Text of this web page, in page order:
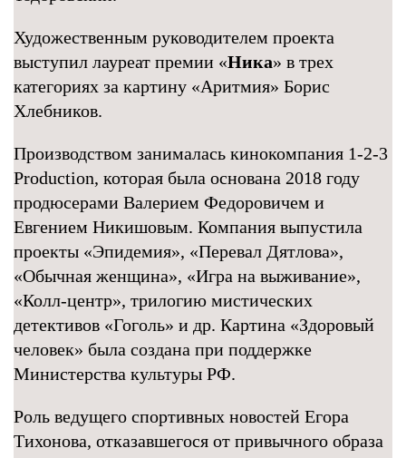
Художественным руководителем проекта
выступил лауреат премии «Ника» в трех
категориях за картину «Аритмия» Борис
Хлебников.
Производством занималась кинокомпания 1-2-3
Production, которая была основана 2018 году
продюсерами Валерием Федоровичем и
Евгением Никишовым. Компания выпустила
проекты «Эпидемия», «Перевал Дятлова»,
«Обычная женщина», «Игра на выживание»,
«Колл-центр», трилогию мистических
детективов «Гоголь» и др. Картина «Здоровый
человек» была создана при поддержке
Министерства культуры РФ.
Роль ведущего спортивных новостей Егора
Тихонова, отказавшегося от привычного образа